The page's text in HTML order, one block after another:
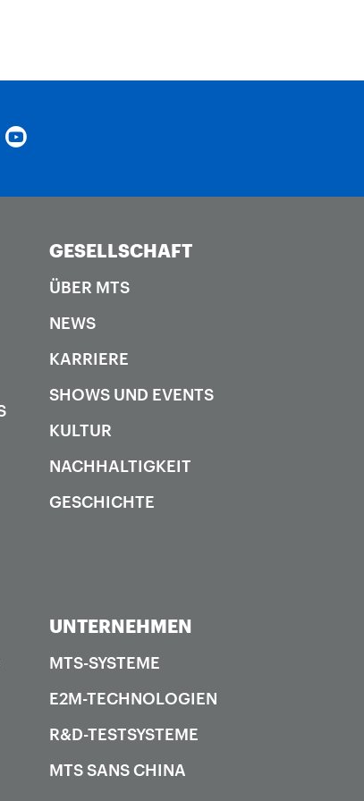
GESELLSCHAFT
ÜBER MTS
NEWS
KARRIERE
SHOWS UND EVENTS
KULTUR
NACHHALTIGKEIT
GESCHICHTE
UNTERNEHMEN
MTS-SYSTEME
E2M-TECHNOLOGIEN
R&D-TESTSYSTEME
MTS SANS CHINA